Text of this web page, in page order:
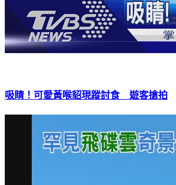
吸睛！可愛黃喉貂現蹤討食 遊客搶拍